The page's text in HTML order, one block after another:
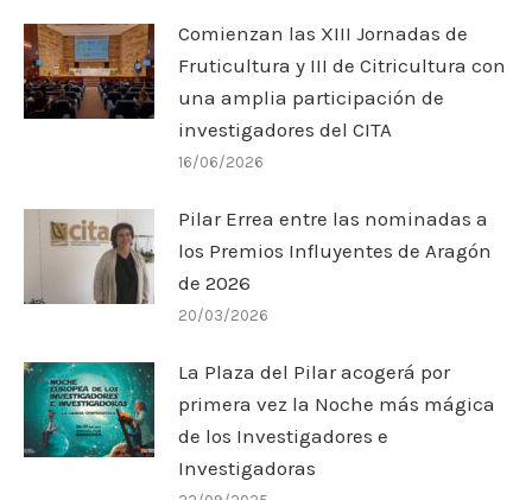
Comienzan las XIII Jornadas de
Fruticultura y III de Citricultura con
una amplia participación de
investigadores del CITA
16/06/2026
Pilar Errea entre las nominadas a
los Premios Influyentes de Aragón
de 2026
20/03/2026
La Plaza del Pilar acogerá por
primera vez la Noche más mágica
de los Investigadores e
Investigadoras